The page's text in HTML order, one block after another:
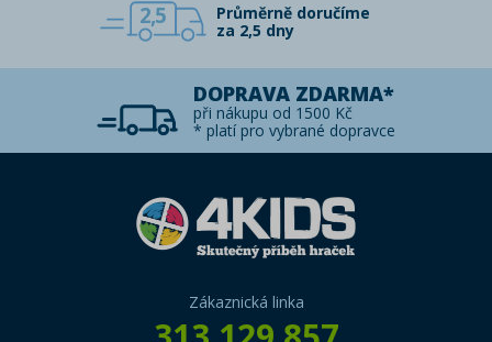
2,5
Průměrně doručíme
za 2,5 dny
DOPRAVA ZDARMA*
při nákupu od 1500 Kč
* platí pro vybrané dopravce
Zákaznická linka